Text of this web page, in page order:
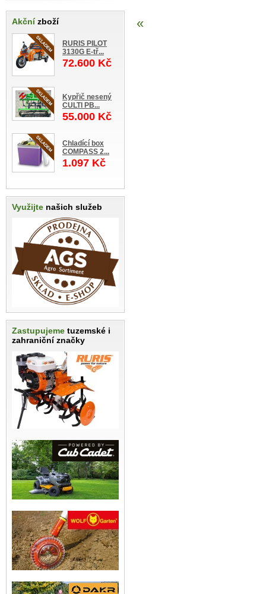
Akčnízboží
RURIS PILOT
3130G E-tř...
72.600 Kč
Kypřič nesený
CULTI PB...
55.000 Kč
Chladící box
COMPASS 2...
1.097 Kč
Využijte našich služeb
Zastupujeme tuzemské i
zahraniční značky
«